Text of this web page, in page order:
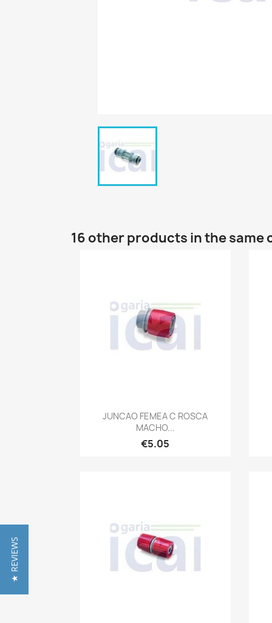
16 other products in the same
JUNCAO FEMEA C ROSCA
MACHO...
€5.05
Quick view
★ REVIEWS